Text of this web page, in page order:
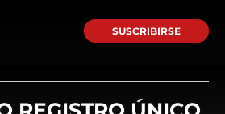
SUSCRIBIRSE